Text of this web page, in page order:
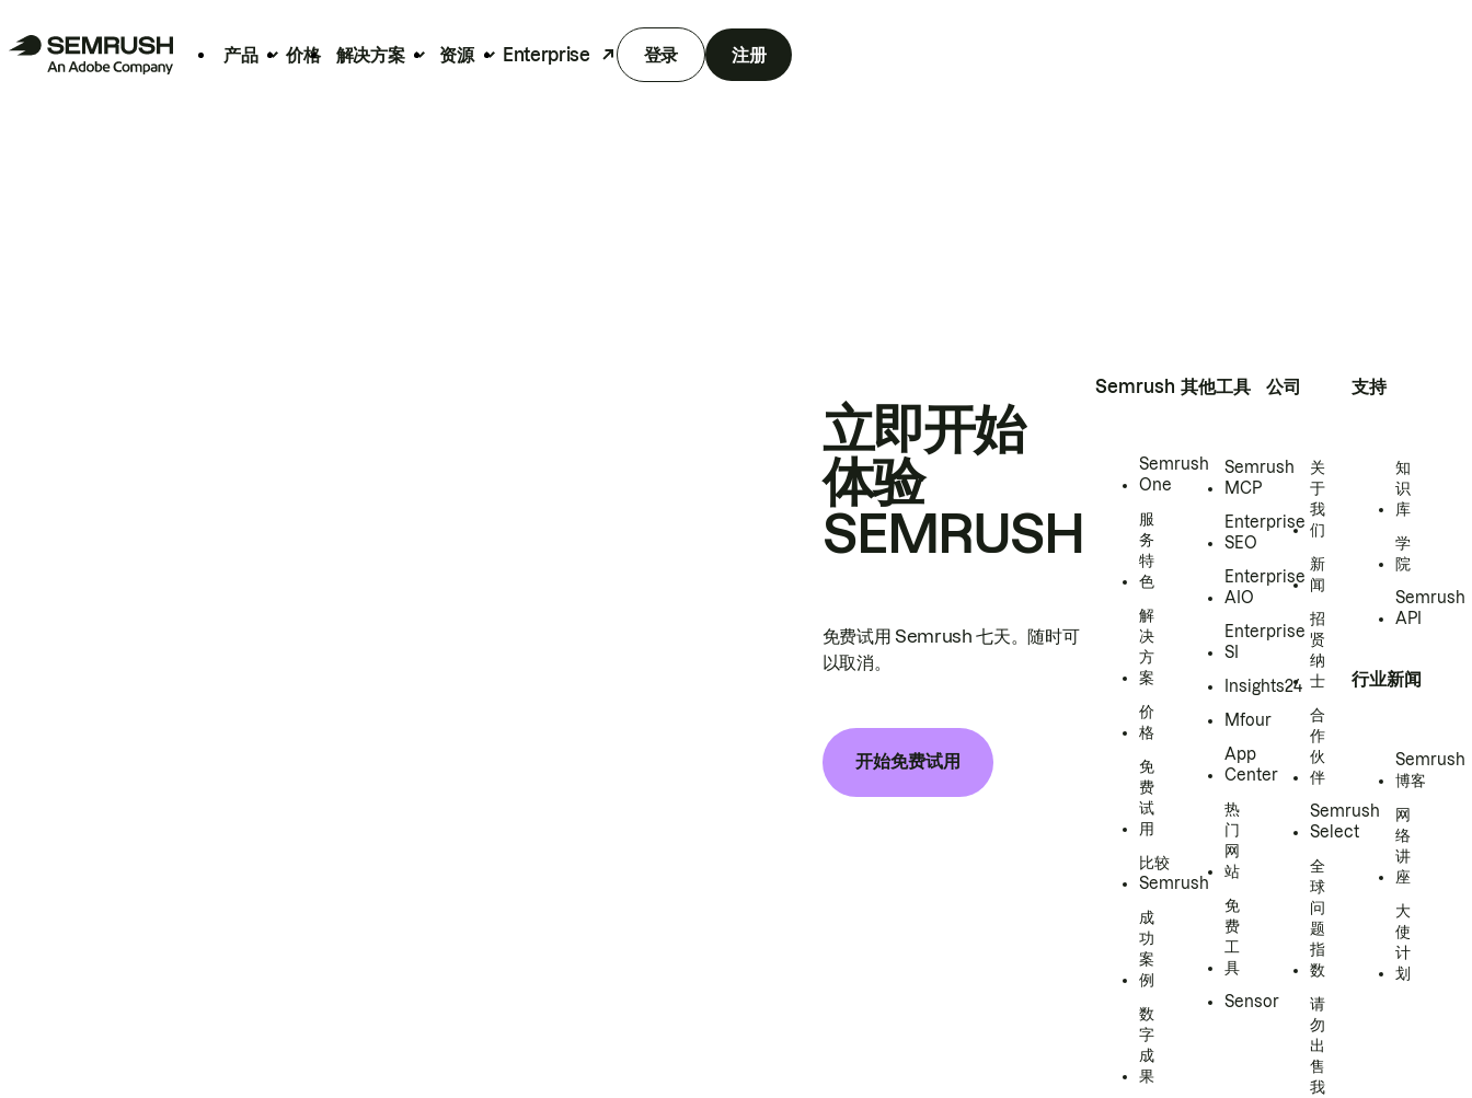
产品 价格 解决方案 资源 Enterprise 登录 注册
立即开始
体验
SEMRUSH
免费试用 Semrush 七天。随时可
以取消。
开始免费试用
Semrush
Semrush
One
服
务
特
色
解
决
方
案
价
格
免
费
试
用
比较
Semrush
成
功
案
例
数
字
成
果
其他工具
Semrush
MCP
Enterprise
SEO
Enterprise
AIO
Enterprise
SI
Insights24
Mfour
App
Center
热
门
网
站
免
费
工
具
Sensor
公司
关
于
我
们
新
闻
招
贤
纳
士
合
作
伙
伴
Semrush
Select
全
球
问
题
指
数
请
勿
出
售
我
支持
知
识
库
学
院
Semrush
API
行业新闻
Semrush
博客
网
络
讲
座
大
使
计
划